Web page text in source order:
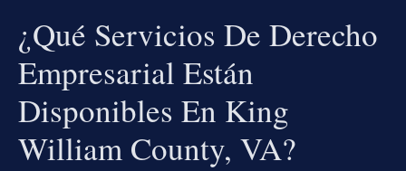
¿Qué Servicios De Derecho
Empresarial Están
Disponibles En King
William County, VA?